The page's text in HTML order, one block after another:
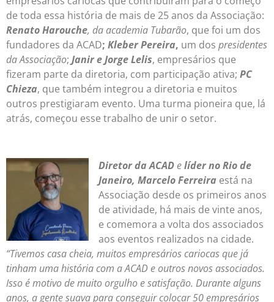
de toda essa história de mais de 25 anos da Associação:
Renato Harouche, da academia Tubarão, que foi um dos
fundadores da ACAD; Kleber Pereira, um dos presidentes
da Associação; Janir e Jorge Lelis, empresários que
fizeram parte da diretoria, com participação ativa; PC
Chieza, que também integrou a diretoria e muitos
outros prestigiaram evento. Uma turma pioneira que, lá
atrás, começou esse trabalho de unir o setor.
Diretor da ACADelíder no Rio de
Janeiro, Marcelo Ferreira está na
Associação desde os primeiros anos
de atividade, há mais de vinte anos,
e comemora a volta dos associados
aos eventos realizados na cidade.
“Tivemos casa cheia, muitos empresários cariocas que já
tinham uma história com a ACAD e outros novos associados.
Isso é motivo de muito orgulho e satisfação. Durante alguns
anos, a gente suava para conseguir colocar 50 empresários